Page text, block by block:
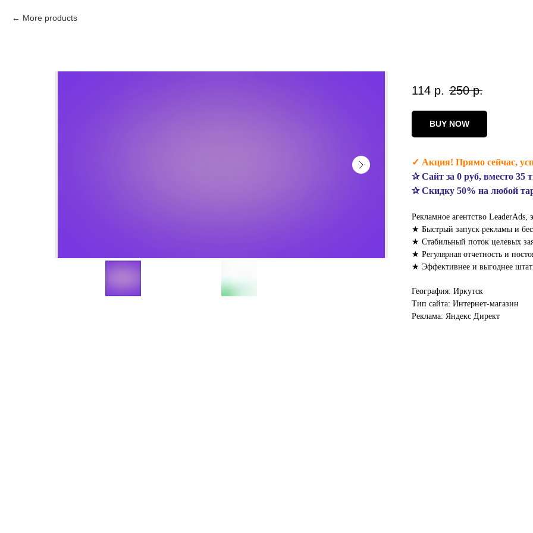
More products
114 р. 250 р.
BUY NOW
✓ Акция! Прямо сейчас,
✰ Сайт за 0 руб, вместо 35
✰ Скидку 50% на любой
Рекламное агентство LeaderAds,
★ Быстрый запуск рекламы и
★ Стабильный поток целевых
★ Регулярная отчетность и
★ Эффективнее и выгоднее
География: Иркутск
Тип сайта: Интернет-магазин
Реклама: Яндекс Директ